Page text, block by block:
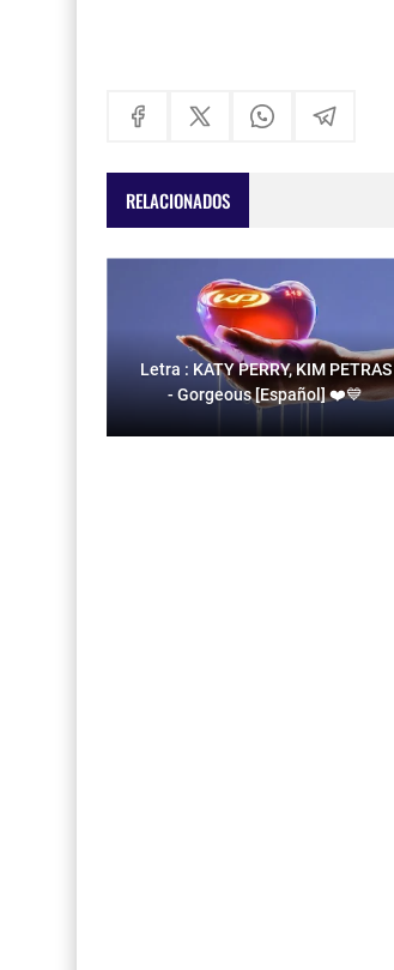
RELACIONADOS
Letra : KATY PERRY, KIM PETRAS
- Gorgeous [Español] ❤️💙